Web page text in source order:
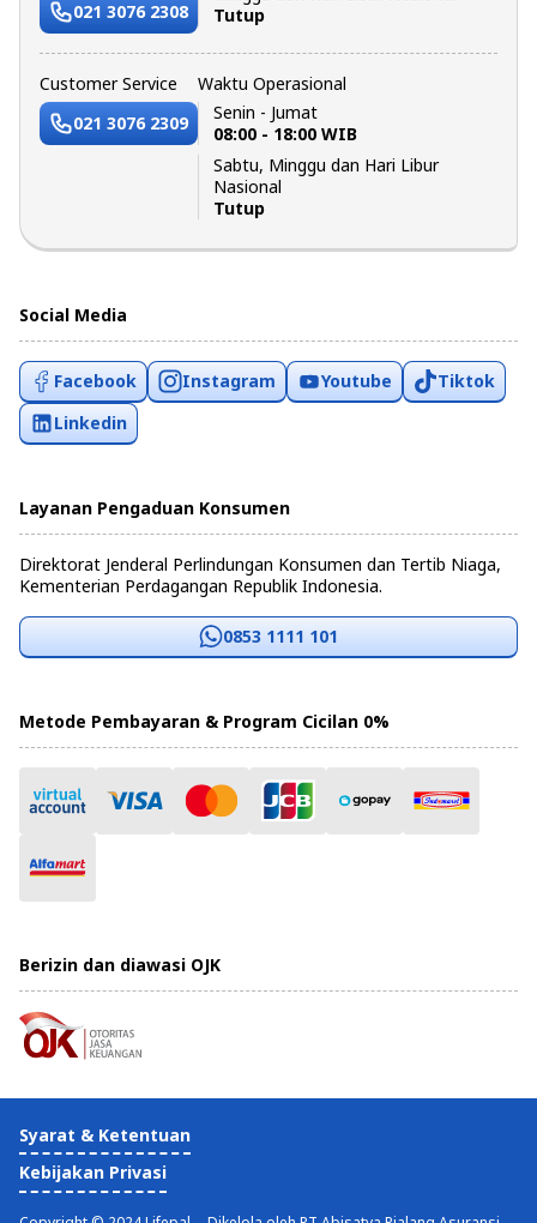
021 3076 2308
Tutup
Customer Service
021 3076 2309
Waktu Operasional
Senin - Jumat
08:00 - 18:00 WIB
Sabtu, Minggu dan Hari Libur
Nasional
Tutup
Social Media
Facebook Instagram Youtube
Tiktok
Linkedin
Layanan Pengaduan Konsumen
Direktorat Jenderal Perlindungan Konsumen dan Tertib Niaga,
Kementerian Perdagangan Republik Indonesia.
0853 1111 101
Metode Pembayaran & Program Cicilan 0%
Berizin dan diawasi OJK
Syarat & Ketentuan
Kebijakan Privasi